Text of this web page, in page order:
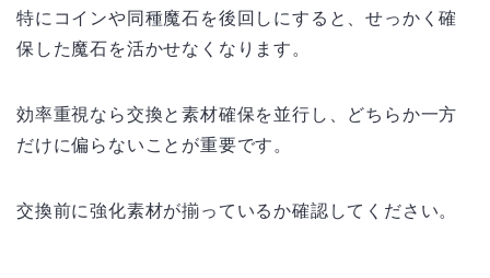
特にコインや同種魔石を後回しにすると、せっかく確
保した魔石を活かせなくなります。
効率重視なら交換と素材確保を並行し、どちらか一方
だけに偏らないことが重要です。
交換前に強化素材が揃っているか確認してください。